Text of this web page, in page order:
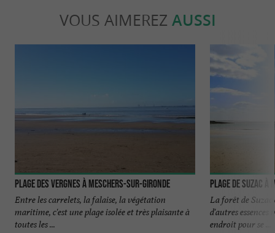
VOUS AIMEREZ AUSSI
Plage des Vergnes à Meschers-sur-Gironde
Entre les carrelets, la falaise, la végétation
maritime, c'est une plage isolée et très plaisante à
toutes les ...
Plage de Suzac
La forêt de Suzac
d'autres
endroit pour se ...